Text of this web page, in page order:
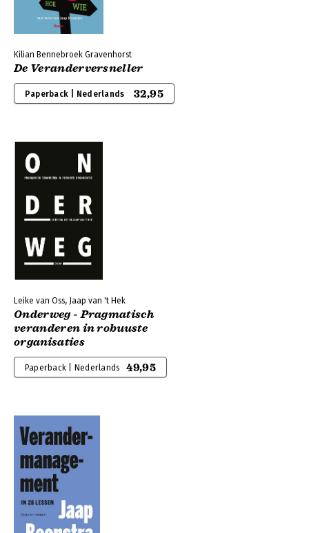
Kilian Bennebroek Gravenhorst
De Veranderversneller
Paperback | Nederlands 32,95
Leike van Oss, Jaap van 't Hek
Onderweg - Pragmatisch
veranderen in robuuste
organisaties
Paperback | Nederlands 49,95